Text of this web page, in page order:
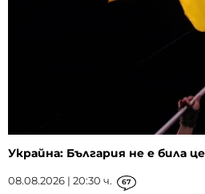
Украйна: България не е била
08.08.2026 | 20:30 ч. 67